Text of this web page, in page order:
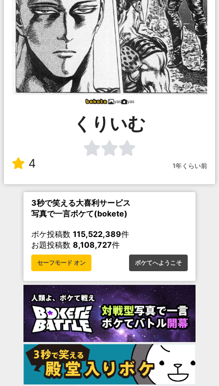
yas yas
くりいむ
4 1年くらい前
3秒で笑える大喜利サービス
写真で一言ボケて(bokete)
ボケ投稿数 115,522,389件
お題投稿数 8,108,727件
セーフモード オン ボケてへようこそ